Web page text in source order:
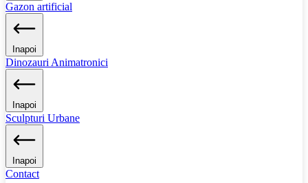
Gazon artificial
Inapoi
Dinozauri Animatronici
Inapoi
Sculpturi Urbane
Inapoi
Contact